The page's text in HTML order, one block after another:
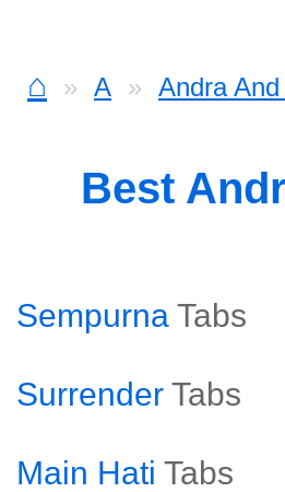
⌂ A Andra
Best
Sempurna Tabs
Surrender Tabs
Main Hati Tabs